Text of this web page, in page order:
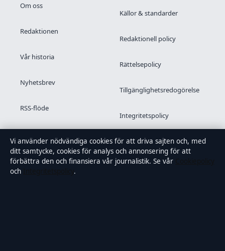
Om oss
Redaktionen
Vår historia
Nyhetsbrev
RSS-flöde
Källor & standarder
Redaktionell policy
Rättelsepolicy
Tillgänglighetsredogörelse
Integritetspolicy
Kändisar & integritet
Vi använder nödvändiga cookies för att driva sajten och, med
ditt samtycke, cookies för analys och annonsering för att
förbättra den och finansiera vår journalistik. Se vår
och
.